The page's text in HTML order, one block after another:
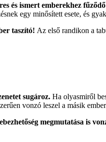
és ismert emberekhez
egy minősített esete, és
taszító! Az első randikon a
sugároz. Ha olyasmiről
vonzó leszel a másik
megmutatása is